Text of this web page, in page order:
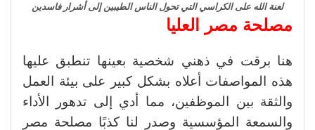
لعنة الله على الكراسي التي تحول الناس الطيبين إلى أشرار فاسدين
مصلحة مصر العليا
هنا برقت في ذهني شخصية بعينها تنطبق عليها
هذه المواصفات أعلاه بشكل كبير على بيئة العمل
والثقة بين الموظفين، مما أدي إلى تدهور الأداء
والسمعة المؤسسية وصدر لنا كذبًا مصلحة مصر